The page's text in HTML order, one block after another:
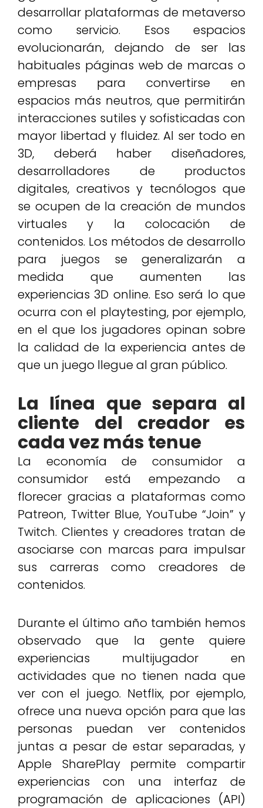
desarrollar plataformas de metaverso
como servicio. Esos espacios
evolucionarán, dejando de ser las
habituales páginas web de marcas o
empresas para convertirse en
espacios más neutros, que permitirán
interacciones sutiles y sofisticadas con
mayor libertad y fluidez. Al ser todo en
3D, deberá haber diseñadores,
desarrolladores de productos
digitales, creativos y tecnólogos que
se ocupen de la creación de mundos
virtuales y la colocación de
contenidos. Los métodos de desarrollo
para juegos se generalizarán a
medida que aumenten las
experiencias 3D online. Eso será lo que
ocurra con el playtesting, por ejemplo,
en el que los jugadores opinan sobre
la calidad de la experiencia antes de
que un juego llegue al gran público.
La línea que separa al
cliente del creador es
cada vez más tenue
La economía de consumidor a
consumidor está empezando a
florecer gracias a plataformas como
Patreon, Twitter Blue, YouTube “Join” y
Twitch. Clientes y creadores tratan de
asociarse con marcas para impulsar
sus carreras como creadores de
contenidos.
Durante el último año también hemos
observado que la gente quiere
experiencias multijugador en
actividades que no tienen nada que
ver con el juego. Netflix, por ejemplo,
ofrece una nueva opción para que las
personas puedan ver contenidos
juntas a pesar de estar separadas, y
Apple SharePlay permite compartir
experiencias con una interfaz de
programación de aplicaciones (API)